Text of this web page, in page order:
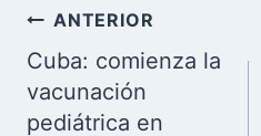
Navegación
de
entradas
ANTERIOR
Cuba: comienza la
vacunación
pediátrica en